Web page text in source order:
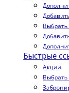
Выбрать
Быстрые
Акции
Выбрать